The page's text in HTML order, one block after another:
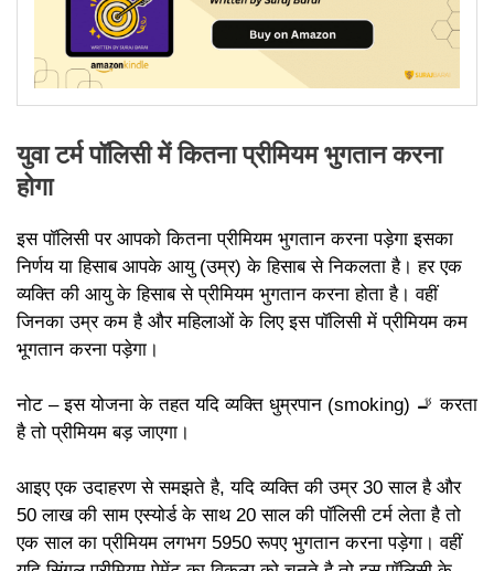
युवा टर्म पॉलिसी में कितना प्रीमियम भुगतान करना
होगा
इस पॉलिसी पर आपको कितना प्रीमियम भुगतान करना पड़ेगा इसका
निर्णय या हिसाब आपके आयु (उम्र) के हिसाब से निकलता है। हर एक
व्यक्ति की आयु के हिसाब से प्रीमियम भुगतान करना होता है। वहीं
जिनका उम्र कम है और महिलाओं के लिए इस पॉलिसी में प्रीमियम कम
भूगतान करना पड़ेगा।
नोट – इस योजना के तहत यदि व्यक्ति धुम्रपान (smoking) 🚬 करता
है तो प्रीमियम बड़ जाएगा।
आइए एक उदाहरण से समझते है, यदि व्यक्ति की उम्र 30 साल है और
50 लाख की साम एस्योर्ड के साथ 20 साल की पॉलिसी टर्म लेता है तो
एक साल का प्रीमियम लगभग 5950 रूपए भुगतान करना पड़ेगा। वहीं